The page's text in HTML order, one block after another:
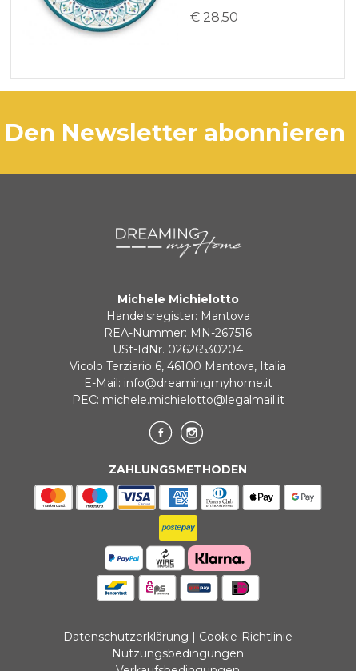
€ 28,50
den Newsletter abonnieren
Michele Michielotto
Handelsregister: Mantova
REA-Nummer: MN-267516
USt-IdNr. 02626530204
Vicolo Terziario 6, 46100 Mantova, Italia
E-Mail: info@dreamingmyhome.it
PEC: michele.michielotto@legalmail.it
ZAHLUNGSMETHODEN
Datenschutzerklärung | Cookie-Richtlinie
Nutzungsbedingungen